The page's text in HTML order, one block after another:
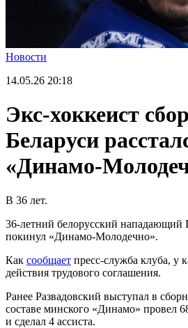
Новости
14.05.26 20:18
Экс-хоккеист
Беларуси
«Динамо-
В 36 лет.
36-летний белорусский нападающий
покинул «Динамо-Молодечно».
Как сообщает пресс-служба клуба, у
действия трудового соглашения.
Ранее Развадовский выступал в
составе минского «Динамо» провел
и сделал 4 ассиста.